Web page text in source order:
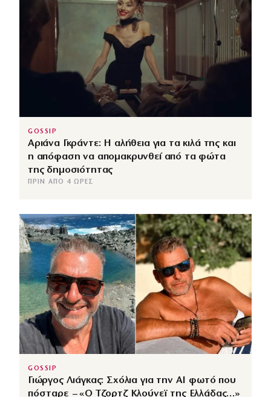
GOSSIP
Αριάνα Γκράντε: Η αλήθεια για τα κιλά της και
η απόφαση να απομακρυνθεί από τα φώτα
της δημοσιότητας
ΠΡΙΝ ΑΠΌ 4 ΏΡΕΣ
GOSSIP
Γιώργος Λιάγκας: Σχόλια για την ΑΙ φωτό που
πόσταρε – «Ο Τζορτζ Κλούνεϊ της Ελλάδας…»